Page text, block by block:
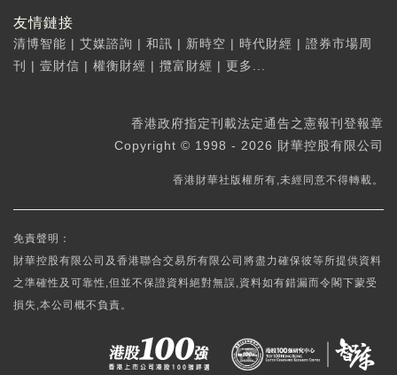
友情鏈接
清博智能 | 艾媒諮詢 | 和訊 | 新時空 | 時代財經 | 證券市場周
刊
| 壹財信 | 權衡財經 | 攬富財經 | 更多...
香港政府指定刊載法定通告之憲報刊登報章
Copyright © 1998 - 2026 財華控股有限公司
香港財華社版權所有,未經同意不得轉載。
免責聲明：
財華控股有限公司及香港聯合交易所有限公司將盡力確保彼等所提供資料
之準確性及可靠性,但並不保證資料絕對無誤,資料如有錯漏而令閣下蒙受
損失,本公司概不負責。